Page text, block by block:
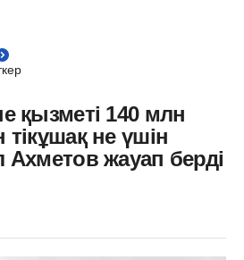
қызметі 140 млн
тікұшақ не үшін
Ахметов жауап берді